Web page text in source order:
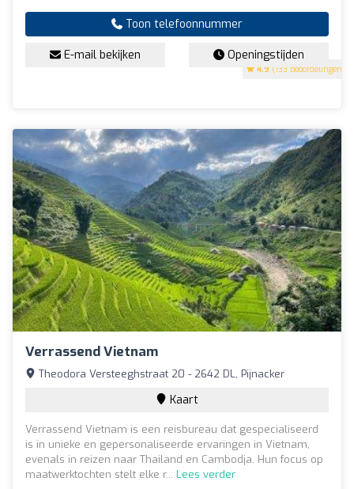
4.9 (133 beoordelingen)
Toon telefoonnummer
E-mail bekijken Openingstijden
Verrassend Vietnam
Theodora Versteeghstraat 20 - 2642 DL, Pijnacker
Kaart
Verrassend Vietnam is een reisbureau dat gespecialiseerd
is in unieke en gepersonaliseerde ervaringen in Vietnam,
evenals in reizen naar Thailand en Cambodja. Hun focus op
maatwerktochten stelt elke r... Lees verder